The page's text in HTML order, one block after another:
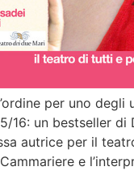
per uno degli
16: un bestseller di
autrice per il
e